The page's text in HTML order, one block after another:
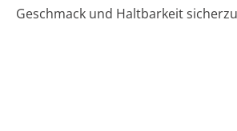
Geschmack und Haltbarkeit